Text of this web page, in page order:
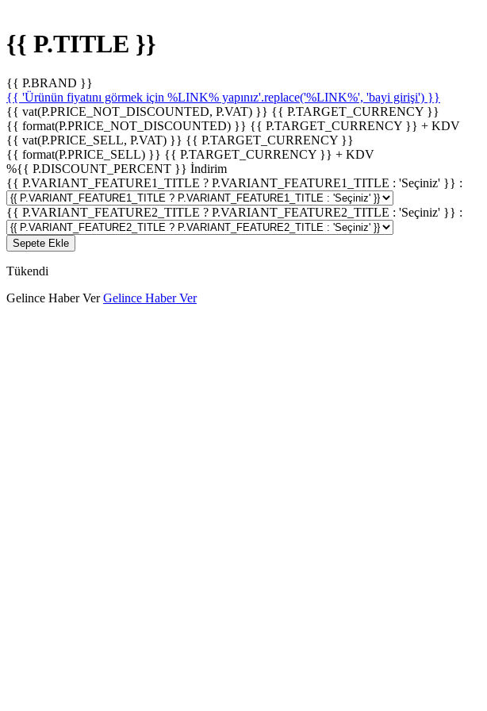
{{ P.TITLE }}
{{ P.BRAND }}
{{ 'Ürünün fiyatını görmek için %LINK% yapınız'.replace('%LINK%', 'bayi girişi') }}
{{ vat(P.PRICE_NOT_DISCOUNTED, P.VAT) }} {{ P.TARGET_CURRENCY }}
{{ format(P.PRICE_NOT_DISCOUNTED) }} {{ P.TARGET_CURRENCY }} + KDV
{{ vat(P.PRICE_SELL, P.VAT) }} {{ P.TARGET_CURRENCY }}
{{ format(P.PRICE_SELL) }} {{ P.TARGET_CURRENCY }} + KDV
%{{ P.DISCOUNT_PERCENT }} İndirim
{{ P.VARIANT_FEATURE1_TITLE ? P.VARIANT_FEATURE1_TITLE : 'Seçiniz' }} :
{{ P.VARIANT_FEATURE2_TITLE ? P.VARIANT_FEATURE2_TITLE : 'Seçiniz' }} :
Sepete Ekle
Tükendi
Gelince Haber Ver Gelince Haber Ver